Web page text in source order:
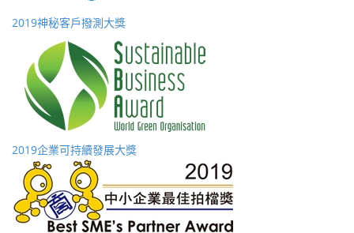
2019神秘客戶撥測大獎
2019企業可持續發展大獎